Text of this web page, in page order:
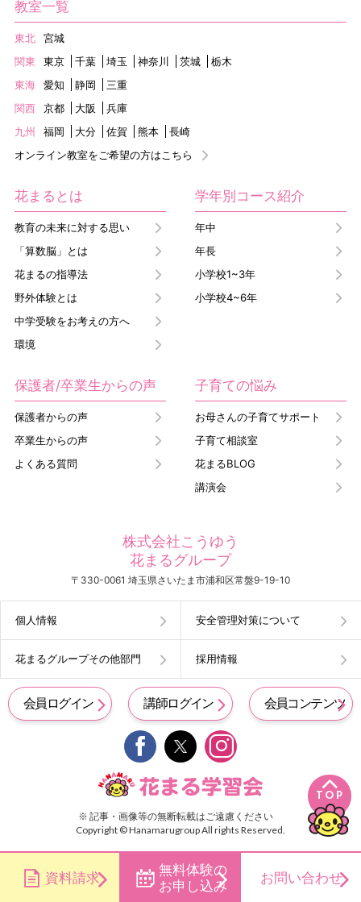
TOP
教室一覧
東北
宮城
関東
東京 千葉 埼玉 神奈川 茨城
栃木
東海
愛知 静岡
三重
関西
京都 大阪
兵庫
九州
福岡 大分 佐賀 熊本
長崎
オンライン教室をご希望の方はこちら
花まるとは
教育の未来に対する思い
「算数脳」とは
花まるの指導法
野外体験とは
中学受験をお考えの方へ
環境
学年別コース紹介
年中
年長
小学校1~3年
小学校4~6年
保護者/卒業生からの声
保護者からの声
卒業生からの声
よくある質問
子育ての悩み
お母さんの子育てサポート
子育て相談室
花まるBLOG
講演会
株式会社こうゆう
花まるグループ
〒330-0061 埼玉県さいたま市浦和区常盤9-19-10
個人情報 安全管理対策について
花まるグループその他部門 採用情報
会員ログイン 講師ログイン 会員コンテンツ
 
※ 記事・画像等の無断転載はご遠慮ください
Copyright © Hanamarugroup All rights Reserved.
資料請求
無料体験の
お申し込み
お問い合わせ